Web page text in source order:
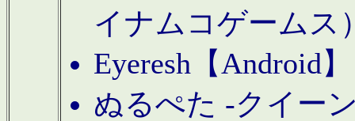
イナムコゲームス
Eyeresh【Android
ぬるぺた -クイー